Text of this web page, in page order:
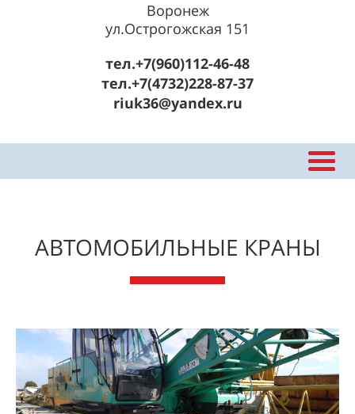
Воронеж
ул.Острогожская 151
тел.+7(960)112-46-48
тел.+7(4732)228-87-37
riuk36@yandex.ru
АВТОМОБИЛЬНЫЕ КРАНЫ